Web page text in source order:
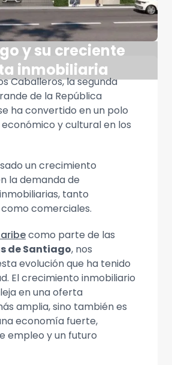
y su creciente
inmobiliaria
Caballeros, la segunda
de la República
ha convertido en un polo
y cultural en los
un crecimiento
la demanda de
tanto
comerciales.
como parte de las
de Santiago, nos
evolución que ha tenido
El crecimiento inmobiliario
en una oferta
amplia, sino también es
economía fuerte,
empleo y un futuro